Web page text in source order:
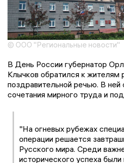
© ООО "Региональные новости"
В День России губернатор
Клычков обратился к жителям
поздравительной речью. В ней
сочетания мирного труда и
"На огневых рубежах
операции решается
Русского мира. Среди
исторического успеха